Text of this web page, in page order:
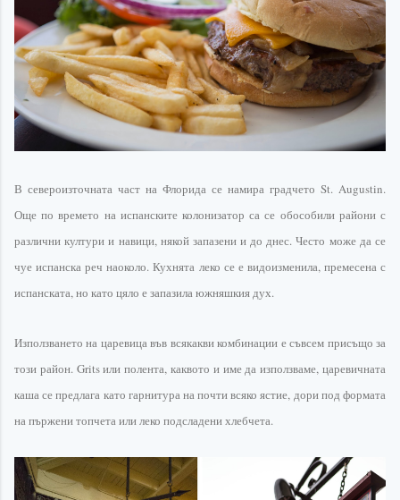
В североизточната част на Флорида се намира градчето St. Augustin.
Още по времето на испанските колонизатор са се обособили райони с
различни култури и навици, някой запазени и до днес. Често може да се
чуе испанска реч наоколо. Кухнята леко се е видоизменила, премесена с
испанската, но като цяло е запазила южняшкия дух.
Използването на царевица във всякакви комбинации е съвсем присъщо за
този район. Gritsилиполента, каквото и име да използваме, царевичната
каша се предлага като гарнитура на почти всяко ястие, дори под формата
на пържени топчета или леко подсладени хлебчета.